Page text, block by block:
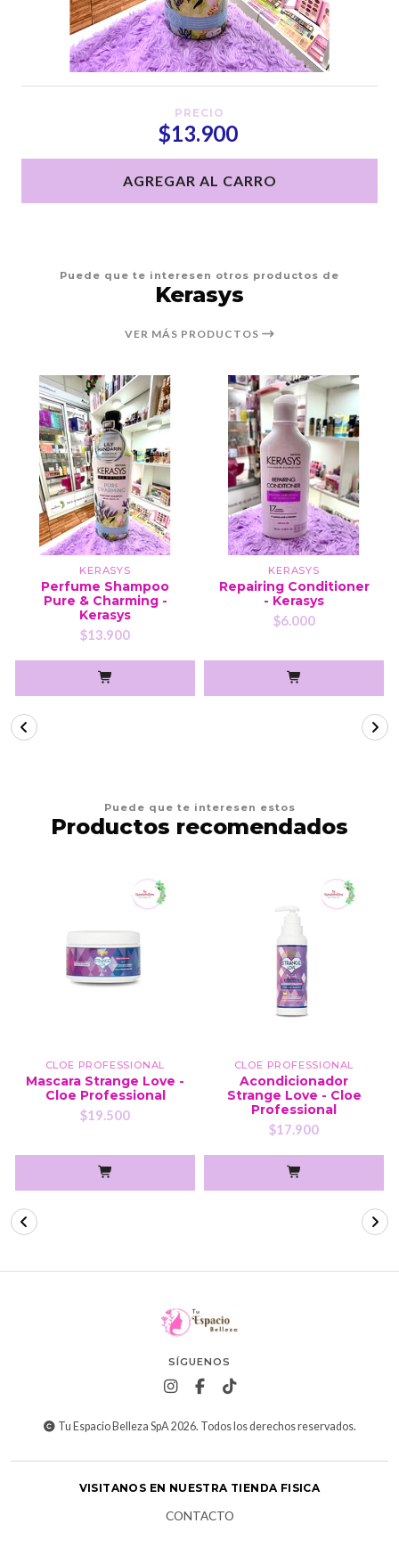
PRECIO
$13.900
AGREGAR AL CARRO
Puede que te interesen otros productos de
Kerasys
VER MÁS PRODUCTOS
KERASYS
Perfume Shampoo
Pure & Charming -
Kerasys
$13.900
KERASYS
Repairing Conditioner
- Kerasys
$6.000
Puede que te interesen estos
Productos recomendados
CLOE PROFESSIONAL
Mascara Strange Love -
Cloe Professional
$19.500
CLOE PROFESSIONAL
Acondicionador
Strange Love - Cloe
Professional
$17.900
SÍGUENOS
Tu Espacio Belleza SpA 2026. Todos los derechos reservados.
VISITANOS EN NUESTRA TIENDA FISICA
CONTACTO